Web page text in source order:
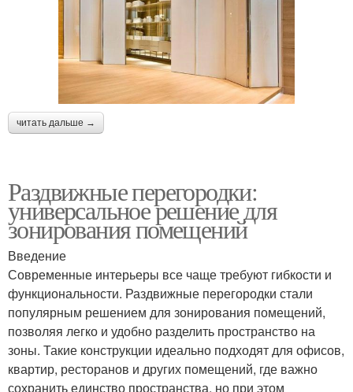
читать дальше →
Раздвижные перегородки:
универсальное решение для
зонирования помещений
Введение
Современные интерьеры все чаще требуют гибкости и
функциональности. Раздвижные перегородки стали
популярным решением для зонирования помещений,
позволяя легко и удобно разделить пространство на
зоны. Такие конструкции идеально подходят для офисов,
квартир, ресторанов и других помещений, где важно
сохранить единство пространства, но при этом